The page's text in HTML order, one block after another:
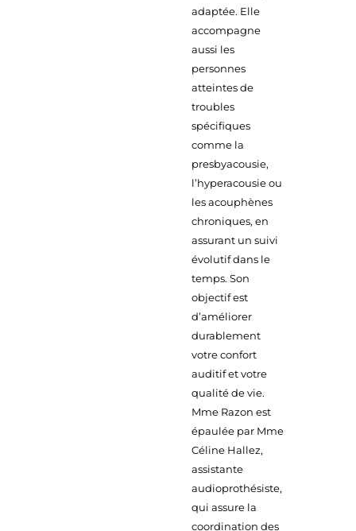
adaptée. Elle
accompagne
aussi les
personnes
atteintes de
troubles
spécifiques
comme la
presbyacousie,
l’hyperacousie ou
les acouphènes
chroniques, en
assurant un suivi
évolutif dans le
temps. Son
objectif est
d’améliorer
durablement
votre confort
auditif et votre
qualité de vie.
Mme Razon est
épaulée par Mme
Céline Hallez,
assistante
audioprothésiste,
qui assure la
coordination des